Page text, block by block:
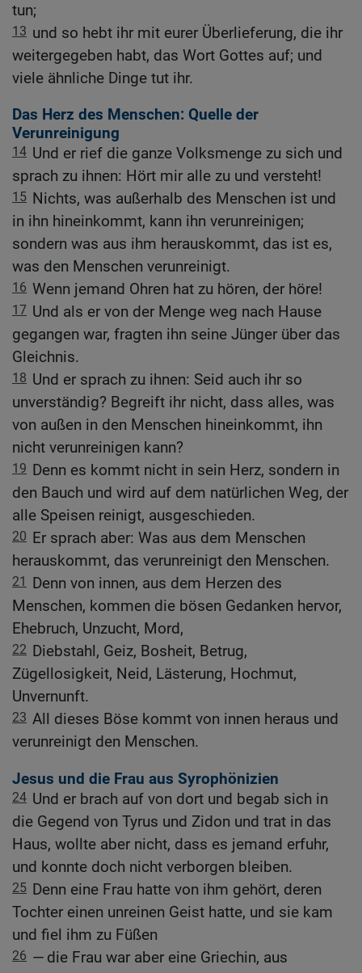
tun;
13 und so hebt ihr mit eurer Überlieferung, die ihr
weitergegeben habt, das Wort Gottes auf; und
viele ähnliche Dinge tut ihr.
Das Herz des Menschen: Quelle der
Verunreinigung
14 Und er rief die ganze Volksmenge zu sich und
sprach zu ihnen: Hört mir alle zu und versteht!
15 Nichts, was außerhalb des Menschen ist und
in ihn hineinkommt, kann ihn verunreinigen;
sondern was aus ihm herauskommt, das ist es,
was den Menschen verunreinigt.
16 Wenn jemand Ohren hat zu hören, der höre!
17 Und als er von der Menge weg nach Hause
gegangen war, fragten ihn seine Jünger über das
Gleichnis.
18 Und er sprach zu ihnen: Seid auch ihr so
unverständig? Begreift ihr nicht, dass alles, was
von außen in den Menschen hineinkommt, ihn
nicht verunreinigen kann?
19 Denn es kommt nicht in sein Herz, sondern in
den Bauch und wird auf dem natürlichen Weg, der
alle Speisen reinigt, ausgeschieden.
20 Er sprach aber: Was aus dem Menschen
herauskommt, das verunreinigt den Menschen.
21
Denn von innen, aus dem Herzen des
Menschen, kommen die bösen Gedanken hervor,
Ehebruch, Unzucht, Mord,
22 Diebstahl, Geiz, Bosheit, Betrug,
Zügellosigkeit, Neid, Lästerung, Hochmut,
Unvernunft.
23 All dieses Böse kommt von innen heraus und
verunreinigt den Menschen.
Jesus und die Frau aus Syrophönizien
24 Und er brach auf von dort und begab sich in
die Gegend von Tyrus und Zidon und trat in das
Haus, wollte aber nicht, dass es jemand erfuhr,
und konnte doch nicht verborgen bleiben.
25 Denn eine Frau hatte von ihm gehört, deren
Tochter einen unreinen Geist hatte, und sie kam
und fiel ihm zu Füßen
26 — die Frau war aber eine Griechin, aus